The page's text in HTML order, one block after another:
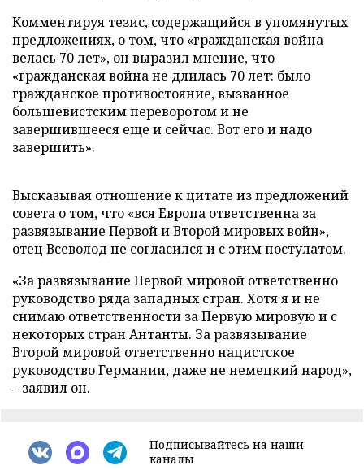
Комментируя тезис, содержащийся в упомянутых
предложениях, о том, что «гражданская война
велась 70 лет», он выразил мнение, что
«гражданская война не длилась 70 лет: было
гражданское противостояние, вызванное
большевистским переворотом и не
завершившееся еще и сейчас. Вот его и надо
завершить».
Высказывая отношение к цитате из предложений
совета о том, что «вся Европа ответственна за
развязывание Первой и Второй мировых войн»,
отец Всеволод не согласился и с этим постулатом.
«За развязывание Первой мировой ответственно
руководство ряда западных стран. Хотя я и не
снимаю ответственности за Первую мировую и с
некоторых стран Антанты. За развязывание
Второй мировой ответственно нацистское
руководство Германии, даже не немецкий народ»,
– заявил он.
Подписывайтесь на наши
каналы